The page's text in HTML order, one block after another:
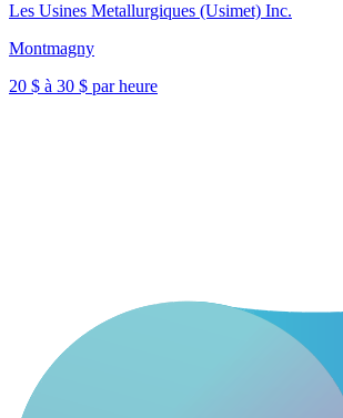
Les Usines Metallurgiques (Usimet) Inc.
Montmagny
20 $ à 30 $ par heure